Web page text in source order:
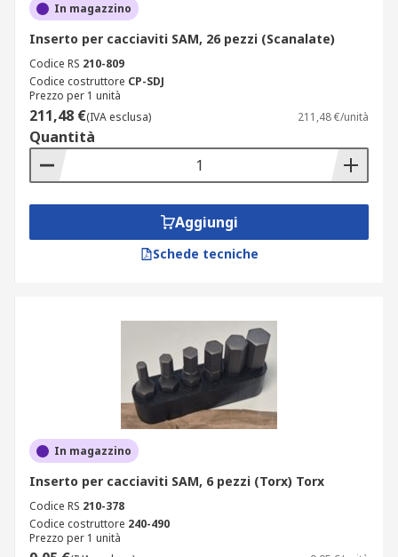
In magazzino
Inserto per cacciaviti SAM, 26 pezzi (Scanalate)
Codice RS 210-809
Codice costruttore CP-SDJ
Prezzo per 1 unità
211,48 €(IVA esclusa) 211,48 €/unità
Quantità
Aggiungi
Schede tecniche
In magazzino
Inserto per cacciaviti SAM, 6 pezzi (Torx) Torx
Codice RS 210-378
Codice costruttore 240-490
Prezzo per 1 unità